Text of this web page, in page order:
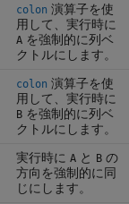
colon 演算子を使
用して、実行時に
Aを強制的に列ベ
クトルにします。
colon 演算子を使
用して、実行時に
Bを強制的に列ベ
クトルにします。
実行時に Aと Bの
方向を強制的に同
じにします。